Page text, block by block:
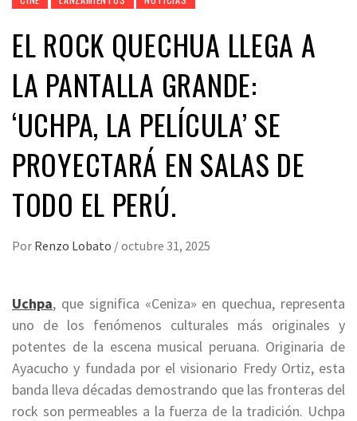
EL ROCK QUECHUA LLEGA A
LA PANTALLA GRANDE:
‘UCHPA, LA PELÍCULA’ SE
PROYECTARÁ EN SALAS DE
TODO EL PERÚ.
Por Renzo Lobato /octubre 31, 2025
Uchpa, que significa «Ceniza» en quechua, representa
uno de los fenómenos culturales más originales y
potentes de la escena musical peruana. Originaria de
Ayacucho y fundada por el visionario Fredy Ortiz, esta
banda lleva décadas demostrando que las fronteras del
rock son permeables a la fuerza de la tradición. Uchpa